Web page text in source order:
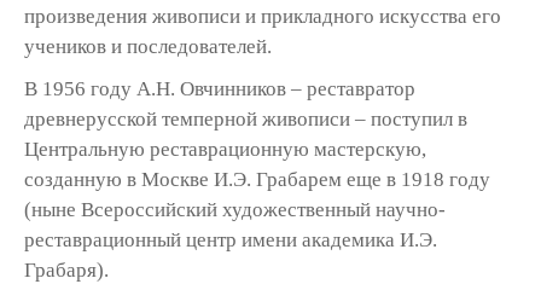
произведения живописи и прикладного искусства его
учеников и последователей.
В 1956 году А.Н. Овчинников – реставратор
древнерусской темперной живописи – поступил в
Центральную реставрационную мастерскую,
созданную в Москве И.Э. Грабарем еще в 1918 году
(ныне Всероссийский художественный научно-
реставрационный центр имени академика И.Э.
Грабаря).